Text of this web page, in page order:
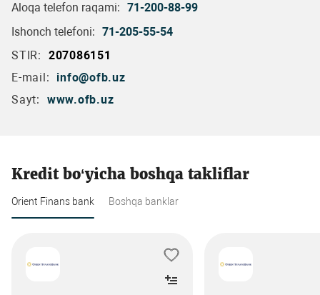
Aloqa telefon raqami: 71-200-88-99
Ishonch telefoni: 71-205-55-54
STIR:
207086151
E-mail:
info@ofb.uz
Sayt:
www.ofb.uz
Kredit bo‘yicha boshqa takliflar
Orient Finans bank Boshqa banklar